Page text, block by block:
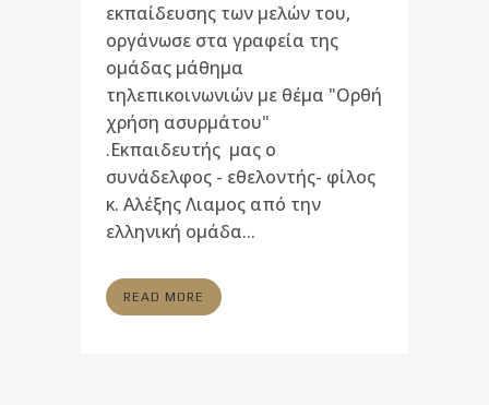
εκπαίδευσης των μελών του,
οργάνωσε στα γραφεία της
ομάδας μάθημα
τηλεπικοινωνιών με θέμα "Ορθή
χρήση ασυρμάτου"
.Εκπαιδευτής μας ο
συνάδελφος - εθελοντής- φίλος
κ. Αλέξης Λιαμος από την
ελληνική ομάδα...
READ MORE